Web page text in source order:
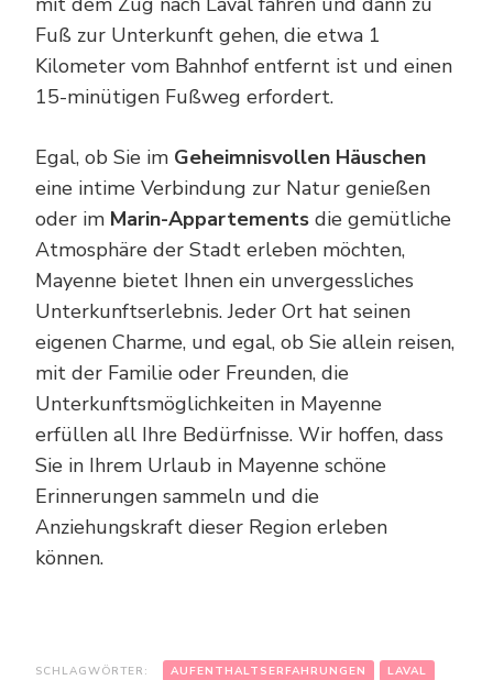
Fuß zur Unterkunft gehen, die etwa 1
Kilometer vom Bahnhof entfernt ist und einen
15-minütigen Fußweg erfordert.
Egal, ob Sie im Geheimnisvollen Häuschen
eine intime Verbindung zur Natur genießen
oder im Marin-Appartements die gemütliche
Atmosphäre der Stadt erleben möchten,
Mayenne bietet Ihnen ein unvergessliches
Unterkunftserlebnis. Jeder Ort hat seinen
eigenen Charme, und egal, ob Sie allein reisen,
mit der Familie oder Freunden, die
Unterkunftsmöglichkeiten in Mayenne
erfüllen all Ihre Bedürfnisse. Wir hoffen, dass
Sie in Ihrem Urlaub in Mayenne schöne
Erinnerungen sammeln und die
Anziehungskraft dieser Region erleben
können.
SCHLAGWÖRTER: AUFENTHALTSERFAHRUNGEN LAVAL